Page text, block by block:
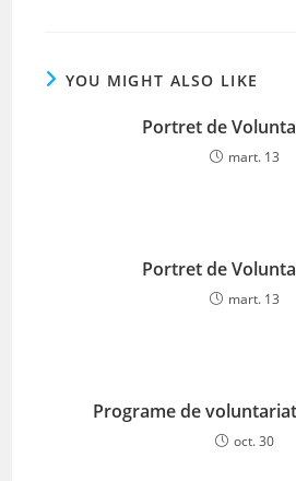
YOU MIGHT ALSO LIKE
Portret de
mart. 13
Portret de
mart. 13
Programe de
oct. 30